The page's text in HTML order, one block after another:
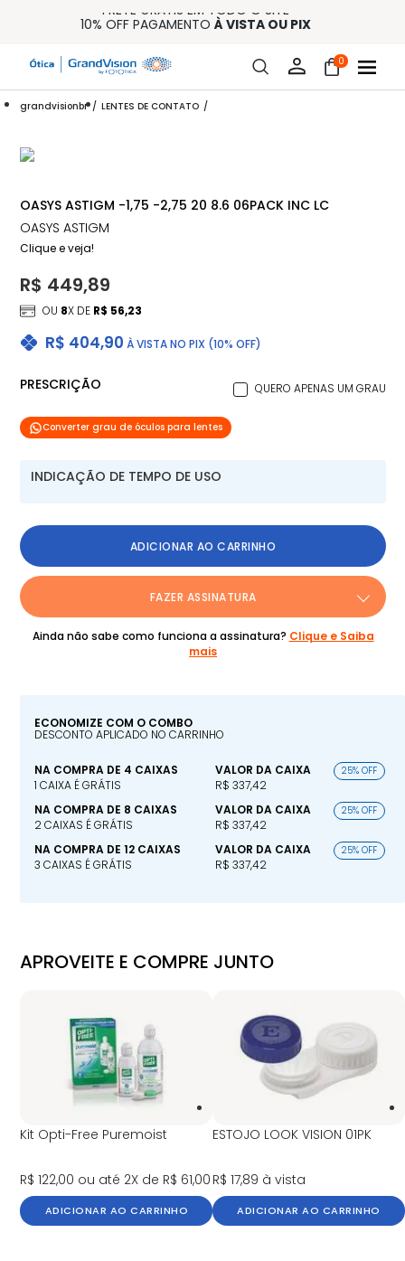
FRETE GRÁTIS EM TODO O SITE
10% OFF PAGAMENTO À VISTA OU PIX
15% OFF NA PRIMEIRA COMPRA (CONSULTE REGULAMENTO)
32% OFF NO COMBO - CONS. REG.
0
grandvisionbr LENTES DE CONTATO
OASYS ASTIGM -1,75 -2,75 20 8.6 06PACK INC LC
OASYS ASTIGM
Clique e veja!
R$ 404,90 À VISTA NO PIX (10% OFF)
R$ 449,89
OU 8X DE R$ 56,23
PRESCRIÇÃO QUERO APENAS UM GRAU
Converter grau de óculos para lentes
INDICAÇÃO DE TEMPO DE USO
ADICIONAR AO CARRINHO
FAZER ASSINATURA
Ainda não sabe como funciona a assinatura? Clique e Saiba
mais
ECONOMIZE COM O COMBO
DESCONTO APLICADO NO CARRINHO
NA COMPRA DE 4 CAIXAS
1 CAIXA É GRÁTIS
VALOR DA CAIXA
R$ 337,42
25% OFF
NA COMPRA DE 8 CAIXAS
2 CAIXAS É GRÁTIS
VALOR DA CAIXA
R$ 337,42
25% OFF
NA COMPRA DE 12 CAIXAS
3 CAIXAS É GRÁTIS
VALOR DA CAIXA
R$ 337,42
25% OFF
APROVEITE E COMPRE JUNTO
Kit Opti-Free Puremoist
R$ 122,00 ou até 2X de R$ 61,00
ADICIONAR AO CARRINHO
ESTOJO LOOK VISION 01PK
R$ 17,89 à vista
ADICIONAR AO CARRINHO